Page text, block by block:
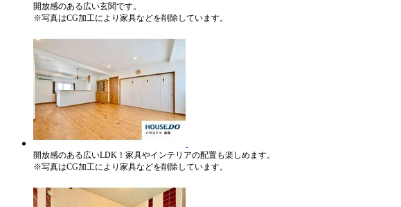
開放感のある広い玄関です。
※写真はCG加工により家具などを削除しています。
開放感のある広いLDK！家具やインテリアの配置も楽しめます。
※写真はCG加工により家具などを削除しています。